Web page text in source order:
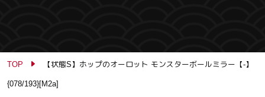
TOP 【状態S】ホップのオーロット モンスターボールミラー【-】
{078/193}[M2a]